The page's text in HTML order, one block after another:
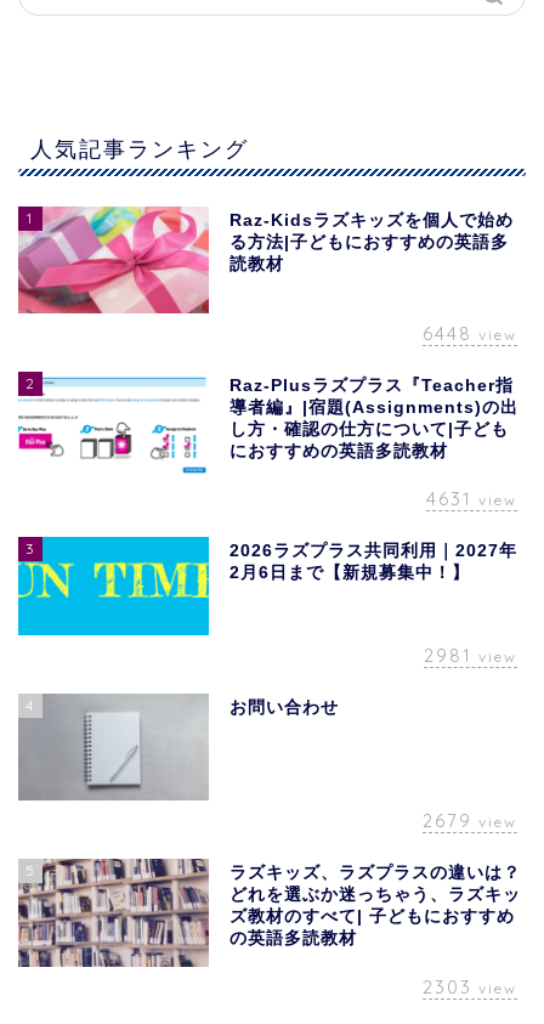
人気記事ランキング
1
Raz-Kidsラズキッズを個人で始め
る方法|子どもにおすすめの英語多
読教材
6448 view
2
Raz-Plusラズプラス『Teacher指
導者編』|宿題(Assignments)の出
し方・確認の仕方について|子ども
におすすめの英語多読教材
4631 view
3
2026ラズプラス共同利用｜2027年
2月6日まで【新規募集中！】
2981 view
4 お問い合わせ
2679 view
5
ラズキッズ、ラズプラスの違いは？
どれを選ぶか迷っちゃう、ラズキッ
ズ教材のすべて| 子どもにおすすめ
の英語多読教材
2303 view